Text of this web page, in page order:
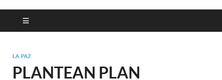
LA PAZ
PLANTEAN PLAN